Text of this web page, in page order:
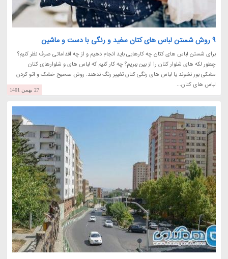
9 روش شستن لباس های کتان سفید و رنگی با دست و ماشین
برای شستن لباس های کتان چه کارهایی باید انجام دهیم و از چه اقداماتی صرف نظر کنیم؟
چطور لکه های شلوار کتان را از بین ببریم؟ چه کار کنیم که لباس های و شلوارهای کتان
مشکی بور نشوند یا لباس های رنگی کتان تغییر رنگ ندهند. روش صحیح خشک و اتو کردن
لباس های کتان...
27 بهمن 1401